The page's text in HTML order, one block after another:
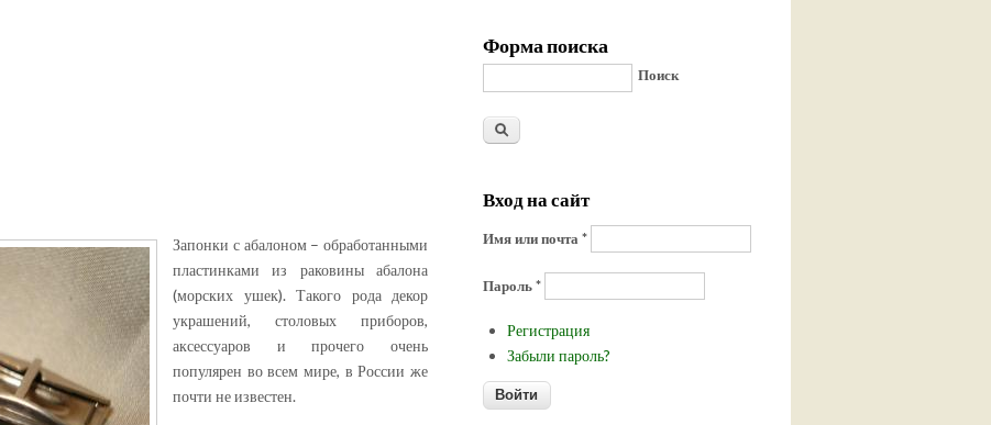
Запонки с абалоном – обработанными
пластинками из раковины абалона
(морских ушек). Такого рода декор
украшений, столовых приборов,
аксессуаров и прочего очень
популярен во всем мире, в России же
почти не известен.
Форма поиска
Поиск
Вход на сайт
Имя или почта *
Пароль*
Регистрация
Забыли пароль?